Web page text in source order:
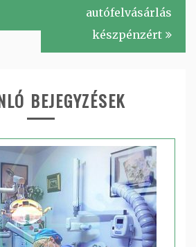
autófelvásárlás
készpénzért
BEJEGYZÉSEK